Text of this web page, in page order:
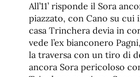
All’11’ risponde il Sora
piazzato, con Cano su
casa Trinchera devia in
vede l’ex bianconero
la traversa con un tiro di
ancora Sora pericoloso